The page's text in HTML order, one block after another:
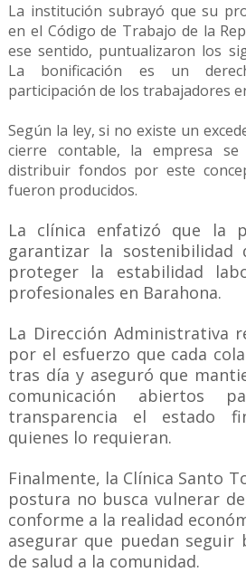
La institución subrayó que su
en el Código de Trabajo de la
ese sentido, puntualizaron los
La bonificación es un
participación de los trabajadores
Según la ley, si no existe un
cierre contable, la empresa
distribuir fondos por este
fueron producidos.
La clínica enfatizó que la
garantizar la
proteger la estabilidad
profesionales en Barahona.
La Dirección Administrativa
por el esfuerzo que cada
tras día y aseguró que
comunicación abiertos
transparencia el estado
quienes lo requieran.
Finalmente, la Clínica Santo
postura no busca vulnerar
conforme a la realidad
asegurar que puedan seguir
de salud a la comunidad.